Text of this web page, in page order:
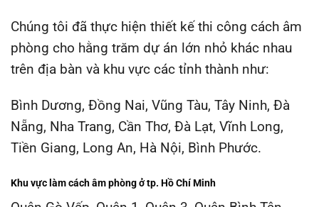
Chúng tôi đã thực hiện thiết kế thi công cách âm
phòng cho hằng trăm dự án lớn nhỏ khác nhau
trên địa bàn và khu vực các tỉnh thành như:
Bình Dương, Đồng Nai, Vũng Tàu, Tây Ninh, Đà
Nẵng, Nha Trang, Cần Thơ, Đà Lạt, Vĩnh Long,
Tiền Giang, Long An, Hà Nội, Bình Phước.
Khu vực làm cách âm phòng ở tp. Hồ Chí Minh